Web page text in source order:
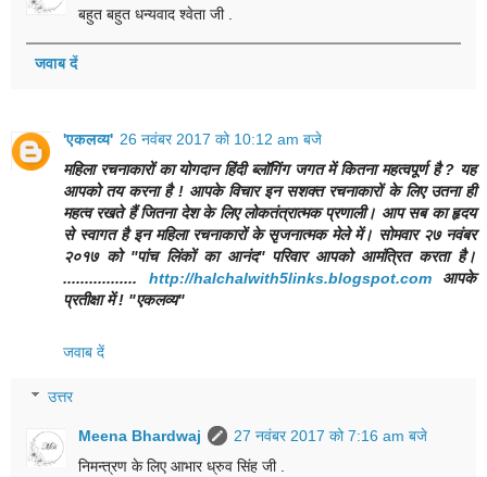
बहुत‎ बहुत‎ धन्यवाद श्वेता जी .
जवाब दें
'एकलव्य' 26 नवंबर 2017 को 10:12 am बजे
महिला रचनाकारों का योगदान हिंदी ब्लॉगिंग जगत में कितना महत्वपूर्ण है ? यह
आपको तय करना है ! आपके विचार इन सशक्त रचनाकारों के लिए उतना ही
महत्व रखते हैं जितना देश के लिए लोकतंत्रात्मक प्रणाली। आप सब का हृदय
से स्वागत है इन महिला रचनाकारों के सृजनात्मक मेले में। सोमवार २७ नवंबर
२०१७ को ''पांच लिंकों का आनंद'' परिवार आपको आमंत्रित करता है।
................. http://halchalwith5links.blogspot.com आपके
प्रतीक्षा में ! "एकलव्य"
जवाब दें
उत्तर
Meena Bhardwaj
27 नवंबर 2017 को 7:16 am बजे
निमन्त्रण के लिए‎ आभार ध्रुव सिंह जी .